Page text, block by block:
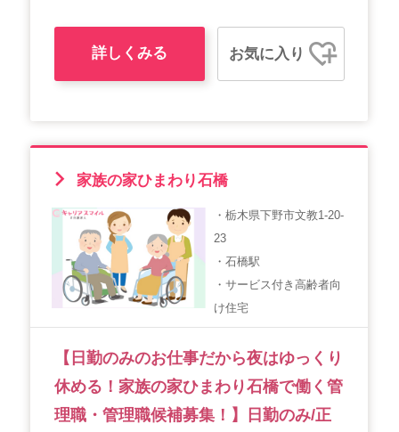
詳しくみる お気に入り
家族の家ひまわり石橋
・栃木県下野市文教1-20-
23
・石橋駅
・サービス付き高齢者向
け住宅
【日勤のみのお仕事だから夜はゆっくり
休める！家族の家ひまわり石橋で働く管
理職・管理職候補募集！】日勤のみ/正